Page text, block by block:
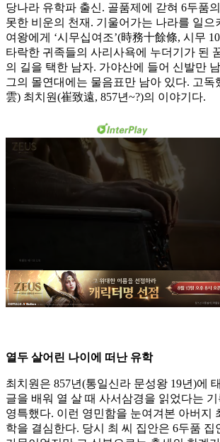
당나라 유학파 출신. 골품제에 갇혀 6두품
못한 비운의 천재. 기울어가는 나라를 일으
여왕에게 ‘시무십여조’(時務十餘條, 시무
타락한 귀족들의 사리사욕에 누더기가 된
의 길을 택한 남자. 가야산에 들어 신발만
그의 몰연대에는 물음표만 남아 있다. 고독
雲) 최치원(崔致遠, 857년~?)의 이야기다.
열두 살어린 나이에 떠난 유학
최치원은 857년(통일신라 문성왕 19년)에
글을 배워 열 살 때 사서삼경을 읽었다는
영특했다. 이런 영민함을 눈여겨본 아버지
학을 결심한다. 당시 최 씨 집안은 6두품 집